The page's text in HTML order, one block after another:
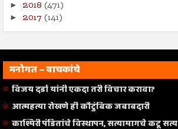
► 2018 (471)
► 2017 (141)
मनोगत – वाचकांचे
विजय दर्डा यांनी एकदा तरी विचार करावा?
आत्महत्या रोखणे ही कौटुंबिक जबाबदारी
काश्मिरी पंडितांचे विस्थापन, सत्यामागचे कटू सत्य